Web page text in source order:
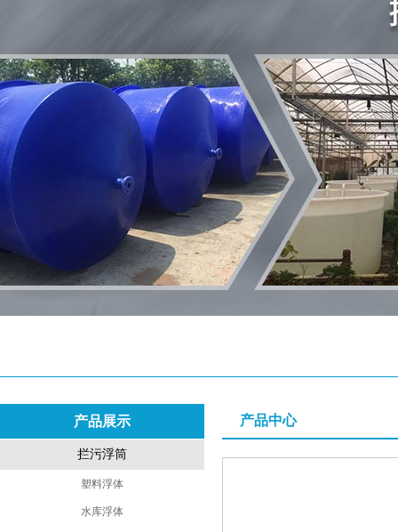
产品展示
拦污浮筒
塑料浮体
水库浮体
产品中心